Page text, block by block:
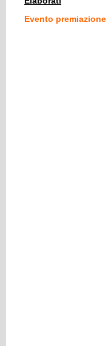
Evento premiazione